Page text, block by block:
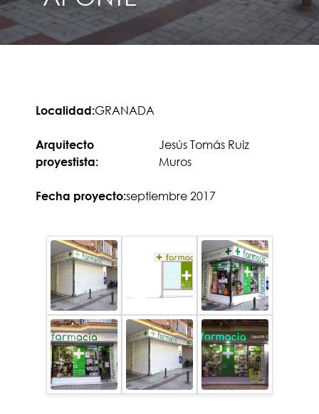
Localidad:GRANADA
Arquitecto
proyestista:
Jesús Tomás Ruiz
Muros
Fecha proyecto:septiembre 2017